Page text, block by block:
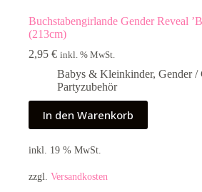
Buchstabengirlande Gender Reveal
(213cm)
2,95 € inkl. % MwSt.
Babys & Kleinkinder, Gender /
Partyzubehör
In den Warenkorb
inkl. 19 % MwSt.
zzgl. Versandkosten